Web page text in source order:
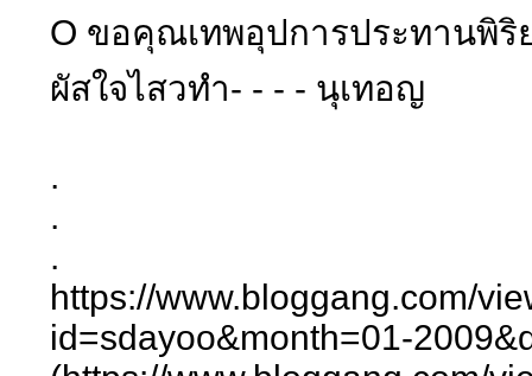
O ขอคุณเทพอุปการประทานพิริ
ผัสใจไสวทำ- - - - นุเทอญ
.
.
.
https://www.bloggang.com/
id=sdayoo&month=01-